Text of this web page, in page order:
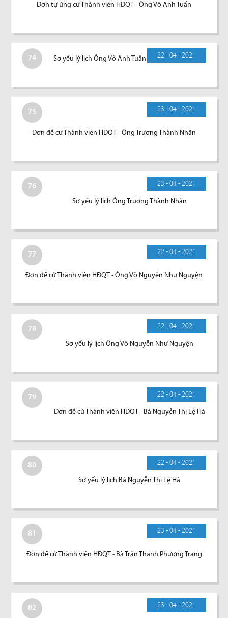
Đơn tự ứng cử Thành viên HĐQT - Ông Võ Anh Tuấn
74 22 - 04 - 2021
Sơ yếu lý lịch Ông Võ Anh Tuấn
75 23 - 04 - 2021
Đơn đề cử Thành viên HĐQT - Ông Trương Thành Nhân
76 23 - 04 - 2021
Sơ yếu lý lịch Ông Trương Thành Nhân
77 22 - 04 - 2021
Đơn đề cử Thành viên HĐQT - Ông Võ Nguyễn Như Nguyện
78 22 - 04 - 2021
Sơ yếu lý lịch Ông Võ Nguyễn Như Nguyện
79 22 - 04 - 2021
Đơn đề cử Thành viên HĐQT - Bà Nguyễn Thị Lệ Hà
80 22 - 04 - 2021
Sơ yếu lý lịch Bà Nguyễn Thị Lệ Hà
81 23 - 04 - 2021
Đơn đề cử Thành viên HĐQT - Bà Trần Thanh Phương Trang
82 23 - 04 - 2021